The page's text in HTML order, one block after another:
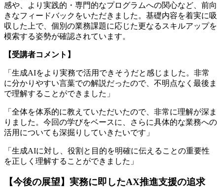
感や、より実践的・専門的なプログラムへの関心など、前向
きなフィードバックをいただきました。基礎内容を着実に吸
収した上で、個別の業務課題に応じた更なるスキルアップを
模索する姿勢が確認されています。
【受講者コメント】
「生成AIをより実務で活用できそうだと感じました。非常
に分かりやすい言葉での解説だったので、不明点なく最後ま
で理解することができました」
「全体を体系的に教えていただいたので、非常に理解が深ま
りました。今回の学びをベースに、さらに具体的な業務への
活用についても深掘りしていきたいです」
「生成AIに対し、役割と目的を明確に伝えることの重要性
を正しく理解することができました」
【今後の展望】実務に即したAX推進支援の追求